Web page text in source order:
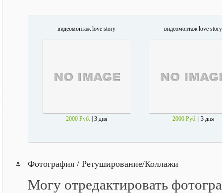
видеомонтаж love story
2000 Руб. | 3 дня
видеомонтаж love story
2000 Руб. | 3 дня
Фотография / Ретуширование/Коллажи
Могу отредактировать